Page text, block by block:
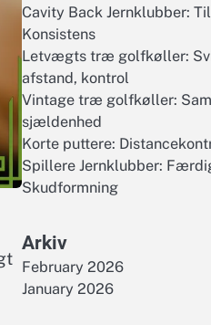
Cavity Back Jernklubber:
Konsistens
Letvægts træ golfkøller:
afstand, kontrol
Vintage træ golfkøller:
sjældenhed
Korte puttere:
Spillere Jernklubber:
Skudformning
Arkiv
February 2026
January 2026